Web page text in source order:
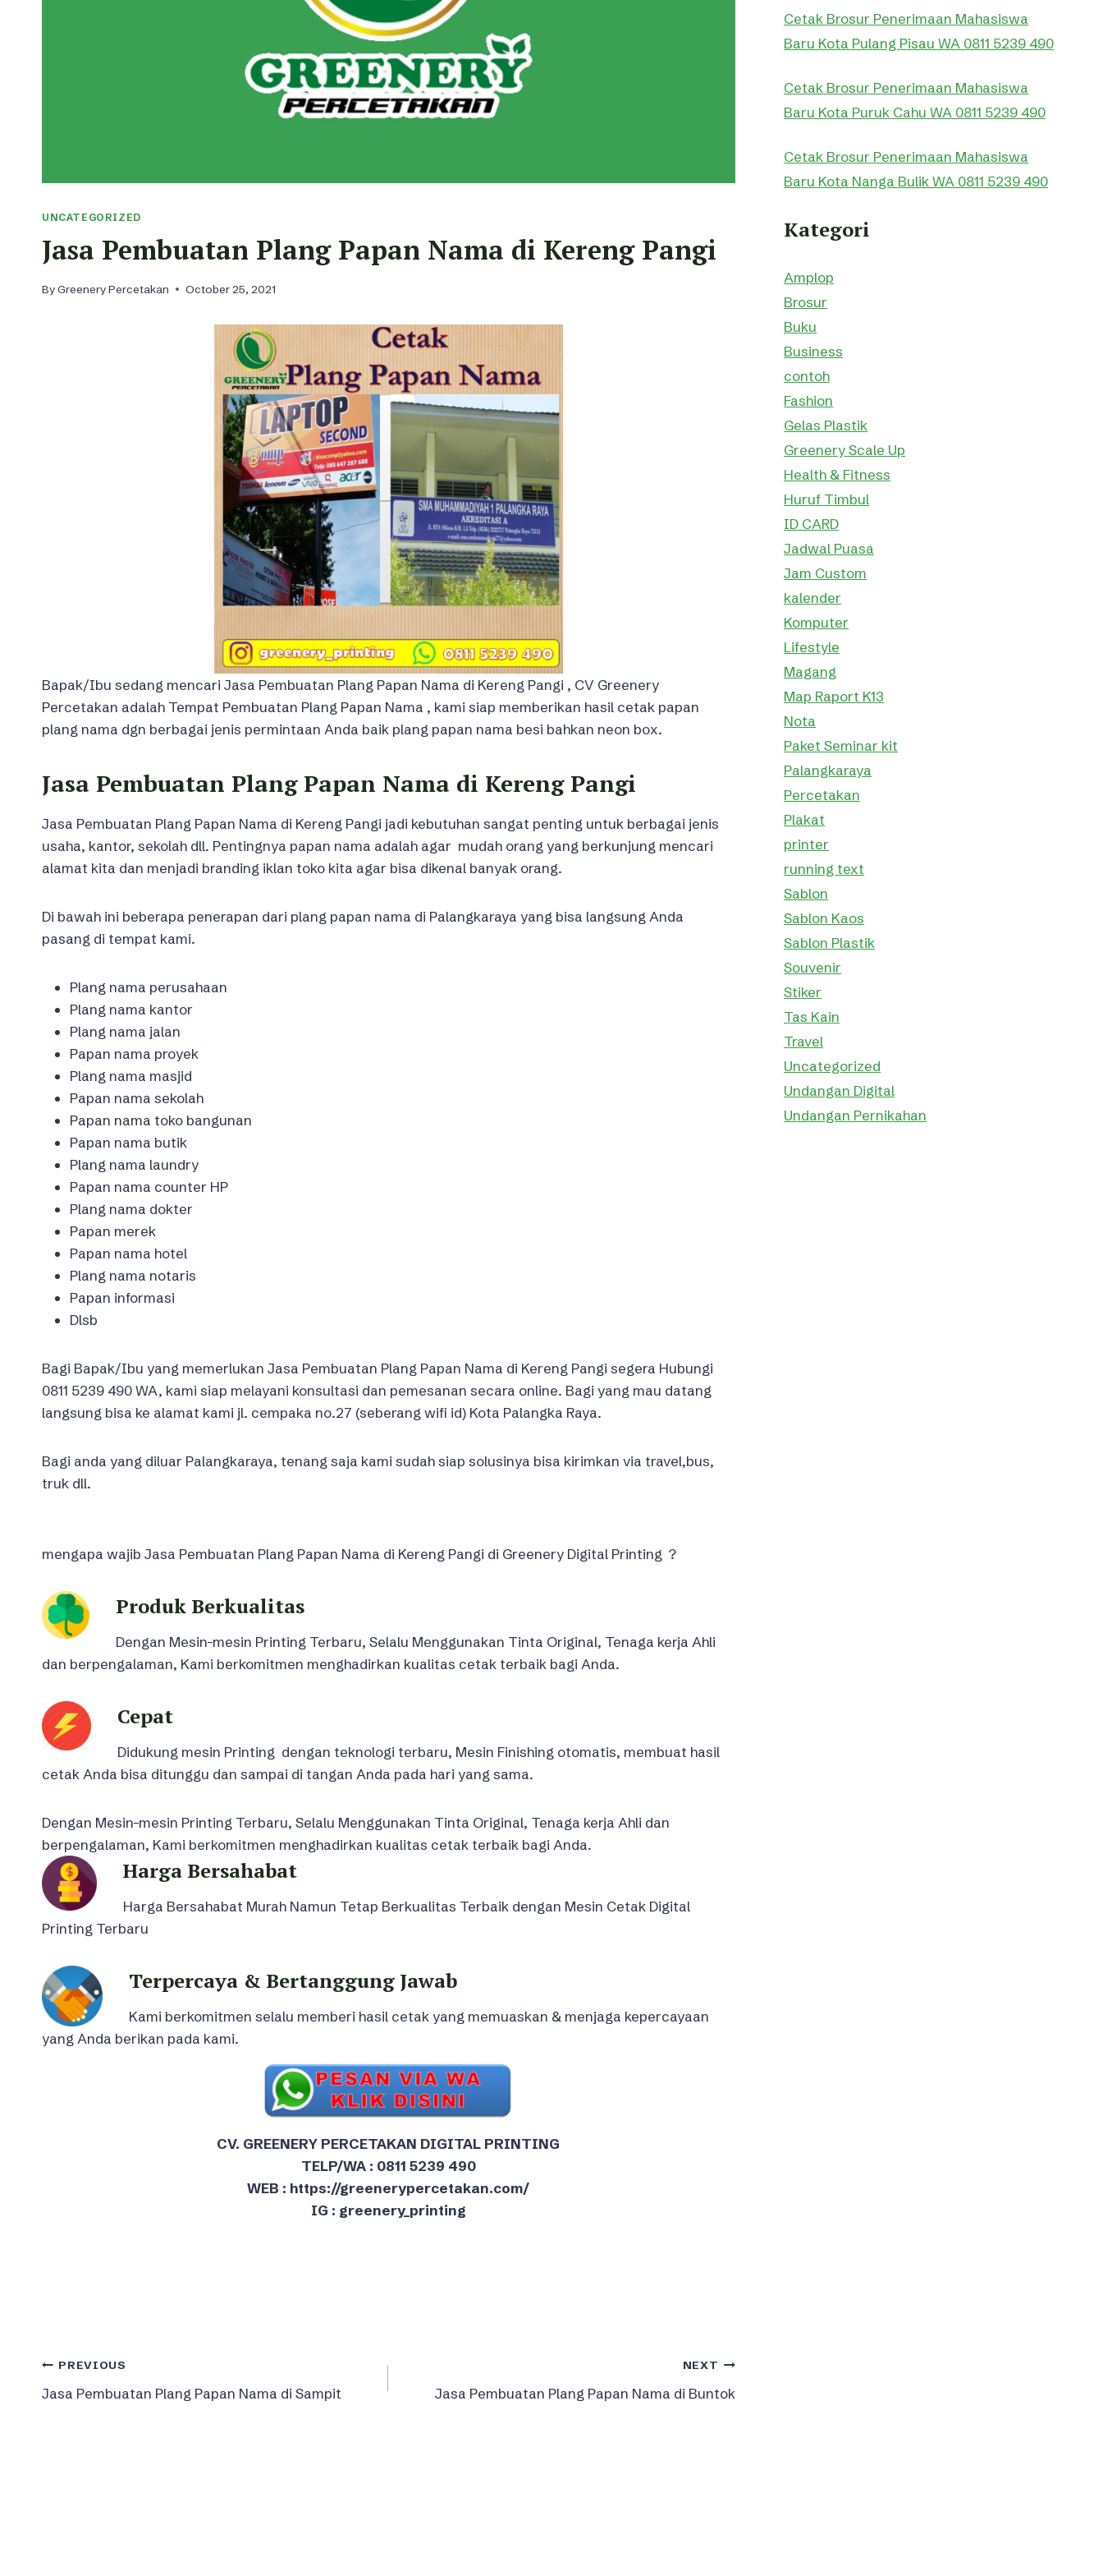
UNCATEGORIZED
Jasa Pembuatan Plang Papan Nama di Kereng Pangi
ByGreenery Percetakan October 25, 2021
Bapak/Ibu sedang mencari Jasa Pembuatan Plang Papan Nama di Kereng Pangi , CV Greenery
Percetakan adalah Tempat Pembuatan Plang Papan Nama , kami siap memberikan hasil cetak papan
plang nama dgn berbagai jenis permintaan Anda baik plang papan nama besi bahkan neon box.
Jasa Pembuatan Plang Papan Nama di Kereng Pangi
Jasa Pembuatan Plang Papan Nama di Kereng Pangi jadi kebutuhan sangat penting untuk berbagai jenis
usaha, kantor, sekolah dll. Pentingnya papan nama adalah agar mudah orang yang berkunjung mencari
alamat kita dan menjadi branding iklan toko kita agar bisa dikenal banyak orang.
Di bawah ini beberapa penerapan dari plang papan nama di Palangkaraya yang bisa langsung Anda
pasang di tempat kami.
Plang nama perusahaan
Plang nama kantor
Plang nama jalan
Papan nama proyek
Plang nama masjid
Papan nama sekolah
Papan nama toko bangunan
Papan nama butik
Plang nama laundry
Papan nama counter HP
Plang nama dokter
Papan merek
Papan nama hotel
Plang nama notaris
Papan informasi
Dlsb
Bagi Bapak/Ibu yang memerlukan Jasa Pembuatan Plang Papan Nama di Kereng Pangi segera Hubungi
0811 5239 490 WA, kami siap melayani konsultasi dan pemesanan secara online. Bagi yang mau datang
langsung bisa ke alamat kami jl. cempaka no.27 (seberang wifi id) Kota Palangka Raya.
Bagi anda yang diluar Palangkaraya, tenang saja kami sudah siap solusinya bisa kirimkan via travel,bus,
truk dll.
mengapa wajib Jasa Pembuatan Plang Papan Nama di Kereng Pangi di Greenery Digital Printing ?
Produk Berkualitas
Dengan Mesin-mesin Printing Terbaru, Selalu Menggunakan Tinta Original, Tenaga kerja Ahli
dan berpengalaman, Kami berkomitmen menghadirkan kualitas cetak terbaik bagi Anda.
Cepat
Didukung mesin Printing dengan teknologi terbaru, Mesin Finishing otomatis, membuat hasil
cetak Anda bisa ditunggu dan sampai di tangan Anda pada hari yang sama.
Dengan Mesin-mesin Printing Terbaru, Selalu Menggunakan Tinta Original, Tenaga kerja Ahli dan
berpengalaman, Kami berkomitmen menghadirkan kualitas cetak terbaik bagi Anda.
Harga Bersahabat
Harga Bersahabat Murah Namun Tetap Berkualitas Terbaik dengan Mesin Cetak Digital
Printing Terbaru
Terpercaya & Bertanggung Jawab
Kami berkomitmen selalu memberi hasil cetak yang memuaskan & menjaga kepercayaan
yang Anda berikan pada kami.
CV. GREENERY PERCETAKAN DIGITAL PRINTING
TELP/WA : 0811 5239 490
WEB : https://greenerypercetakan.com/
IG : greenery_printing
Post
navigation
PREVIOUS
Jasa Pembuatan Plang Papan Nama di Sampit
NEXT
Jasa Pembuatan Plang Papan Nama di Buntok
Cetak Brosur Penerimaan Mahasiswa
Baru Kota Pulang Pisau WA 0811 5239 490
Cetak Brosur Penerimaan Mahasiswa
Baru Kota Puruk Cahu WA 0811 5239 490
Cetak Brosur Penerimaan Mahasiswa
Baru Kota Nanga Bulik WA 0811 5239 490
Kategori
Amplop
Brosur
Buku
Business
contoh
Fashion
Gelas Plastik
Greenery Scale Up
Health & Fitness
Huruf Timbul
ID CARD
Jadwal Puasa
Jam Custom
kalender
Komputer
Lifestyle
Magang
Map Raport K13
Nota
Paket Seminar kit
Palangkaraya
Percetakan
Plakat
printer
running text
Sablon
Sablon Kaos
Sablon Plastik
Souvenir
Stiker
Tas Kain
Travel
Uncategorized
Undangan Digital
Undangan Pernikahan